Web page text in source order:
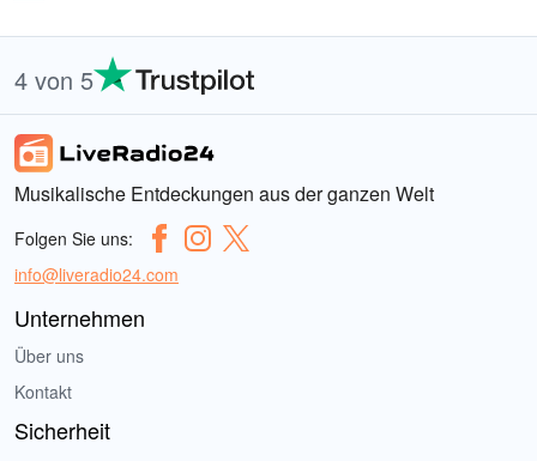
4 von 5
Musikalische Entdeckungen aus der ganzen Welt
Folgen Sie uns:
info@liveradio24.com
Unternehmen
Über uns
Kontakt
Sicherheit